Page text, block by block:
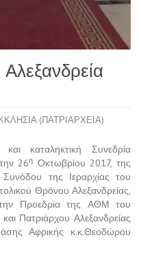
(ΠΑΤΡΙΑΡΧΕΙΑ)
και καταληκτική Συνεδρία
26η Οκτωβρίου 2017, της
Συνόδου της Ιεραρχίας του
Θρόνου Αλεξανδρείας,
Προεδρία της ΑΘΜ του
Πατριάρχου Αλεξανδρείας
Αφρικής κ.κ.Θεοδώρου